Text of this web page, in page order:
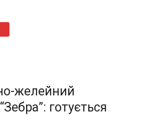
желейний
готується